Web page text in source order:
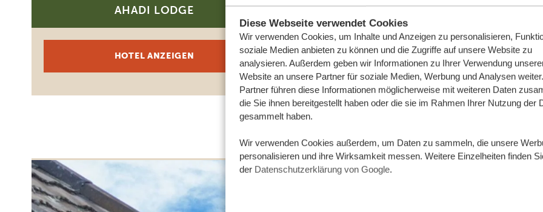
Diese Webseite verwendet Cookies
Wir verwenden Cookies, um Inhalte und Anzeigen zu personalisieren,
soziale Medien anbieten zu können und die Zugriffe auf unsere Website zu
analysieren. Außerdem geben wir Informationen zu Ihrer Verwendung
Website an unsere Partner für soziale Medien, Werbung und Analysen
Partner führen diese Informationen möglicherweise mit weiteren Daten
die Sie ihnen bereitgestellt haben oder die sie im Rahmen Ihrer Nutzung der
gesammelt haben.
Wir verwenden Cookies außerdem, um Daten zu sammeln, die unsere
personalisieren und ihre Wirksamkeit messen. Weitere Einzelheiten finden
der Datenschutzerklärung von Google.
AHADI LODGE
HOTEL ANZEIGEN
GIRAFFE MANOR TANZANIA
HOTEL ANZEIGEN